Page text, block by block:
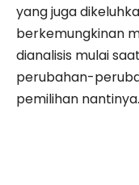
yang juga
berkemungkinan
dianalisis mulai
perubahan-
pemilihan nantinya.